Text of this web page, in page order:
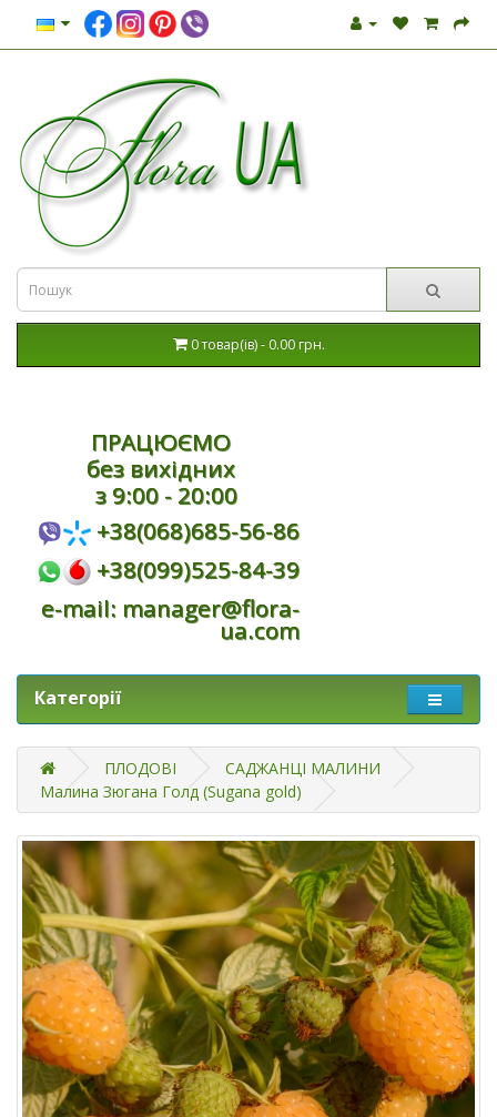
0 товар(ів) - 0.00 грн.
ПРАЦЮЄМО
без вихідних
з 9:00 - 20:00
+38(068)685-56-86
+38(099)525-84-39
e-mail: manager@flora-
ua.com
Категорії
ПЛОДОВІ
САДЖАНЦІ МАЛИНИ
Малина Зюгана Голд (Sugana gold)